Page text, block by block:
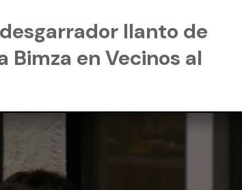
llanto de
Bimza en Vecinos al